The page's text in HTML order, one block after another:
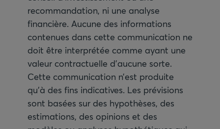
recommandation, ni une analyse
financière. Aucune des informations
contenues dans cette communication ne
doit être interprétée comme ayant une
valeur contractuelle d’aucune sorte.
Cette communication n’est produite
qu’à des fins indicatives. Les prévisions
sont basées sur des hypothèses, des
estimations, des opinions et des